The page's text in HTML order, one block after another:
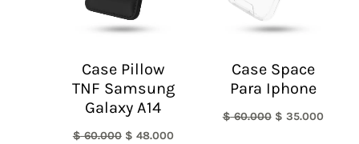
Case Pillow
TNF Samsung
Galaxy A14
$60.000 $ 48.000
Case Space
Para Iphone
$60.000 $ 35.000